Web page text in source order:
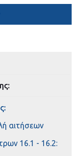
αιτήσεων
16.1 - 16.2: